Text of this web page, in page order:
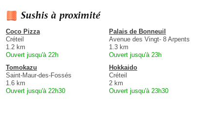
Sushis à proximité
Coco Pizza
Créteil
1.2 km
Ouvert jusqu'à 22h
Palais de Bonneuil
Avenue des Vingt- 8 Arpents
1.3 km
Ouvert jusqu'à 23h
Tomokazu
Saint-Maur-des-Fossés
1.6 km
Ouvert jusqu'à 22h30
Hokkaido
Créteil
2 km
Ouvert jusqu'à 23h30